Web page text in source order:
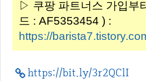
▷ 쿠팡 파트너스 가입부
드 : AF5353454 ) :
https://
https://bit.ly/3r2QClI